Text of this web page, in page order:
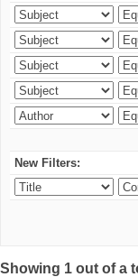
New Filters:
Showing 1 out of a